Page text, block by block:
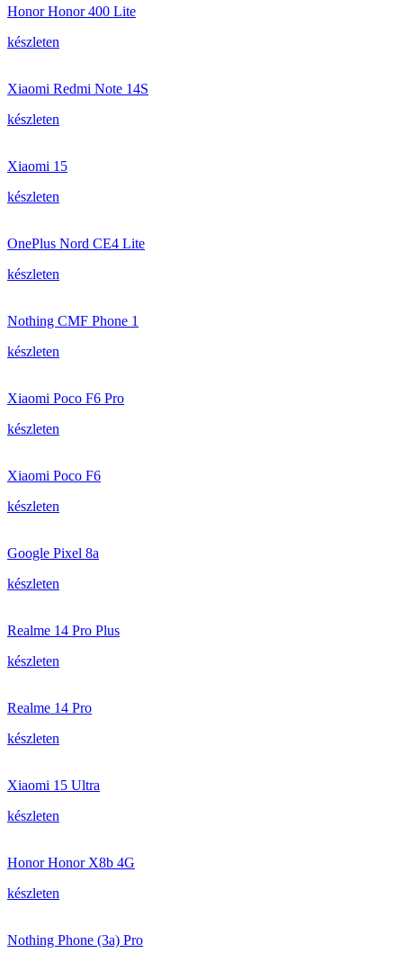
Honor Honor 400 Lite
készleten
Xiaomi Redmi Note 14S
készleten
Xiaomi 15
készleten
OnePlus Nord CE4 Lite
készleten
Nothing CMF Phone 1
készleten
Xiaomi Poco F6 Pro
készleten
Xiaomi Poco F6
készleten
Google Pixel 8a
készleten
Realme 14 Pro Plus
készleten
Realme 14 Pro
készleten
Xiaomi 15 Ultra
készleten
Honor Honor X8b 4G
készleten
Nothing Phone (3a) Pro